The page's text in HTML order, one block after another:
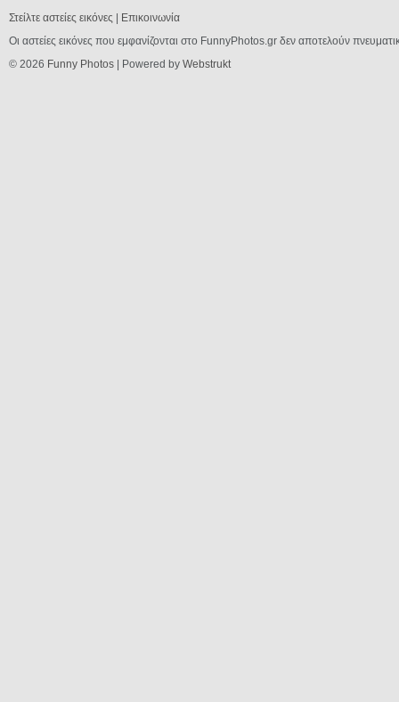
Στείλτε αστείες εικόνες
Επικοινωνία
Οι αστείες εικόνες που εμφανίζονται στο FunnyPhotos.gr δεν αποτελούν
© 2026 Funny Photos | Powered by Webstrukt